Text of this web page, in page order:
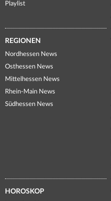
Playlist
REGIONEN
Nordhessen News
Osthessen News
Mittelhessen News
Rhein-Main News
Südhessen News
HOROSKOP